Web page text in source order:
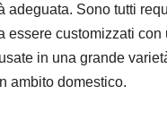
adeguata. Sono tutti
essere customizzati con
in una grande
ambito domestico.